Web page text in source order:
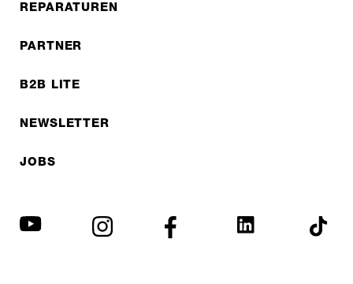
REPARATUREN
PARTNER
B2B LITE
NEWSLETTER
JOBS